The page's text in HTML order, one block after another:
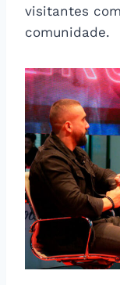
visitantes
comunidade.